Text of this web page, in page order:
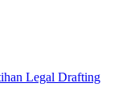
Legal Drafting